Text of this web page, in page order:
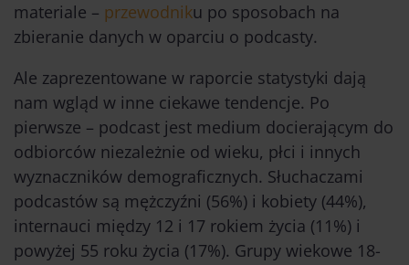
materiale – przewodniku po sposobach na
zbieranie danych w oparciu o podcasty.
Ale zaprezentowane w raporcie statystyki dają
nam wgląd w inne ciekawe tendencje. Po
pierwsze – podcast jest medium docierającym do
odbiorców niezależnie od wieku, płci i innych
wyznaczników demograficznych. Słuchaczami
podcastów są mężczyźni (56%) i kobiety (44%),
internauci między 12 i 17 rokiem życia (11%) i
powyżej 55 roku życia (17%). Grupy wiekowe 18-